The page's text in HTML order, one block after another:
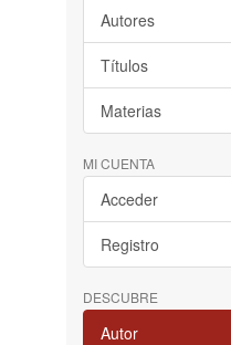
Autores
Títulos
Materias
MI CUENTA
Acceder
Registro
DESCUBRE
Autor